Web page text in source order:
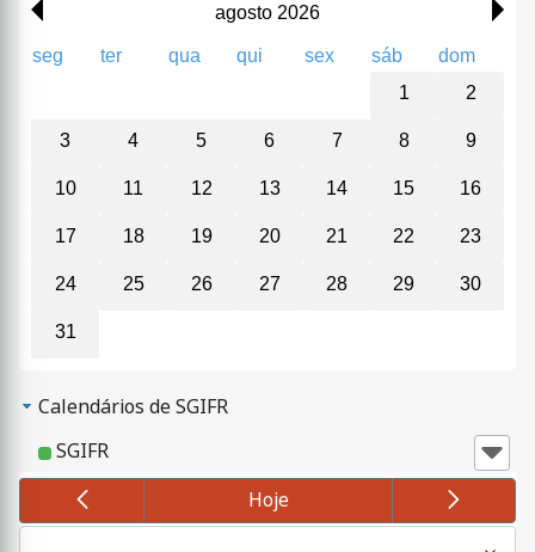
agosto 2026
seg ter qua qui sex sáb
dom
1
2
3 4 5 6 7 8 9
10 11 12 13 14 15 16
17 18 19 20 21 22 23
24 25 26 27 28 29 30
31
Calendários de SGIFR
SGIFR
Hoje